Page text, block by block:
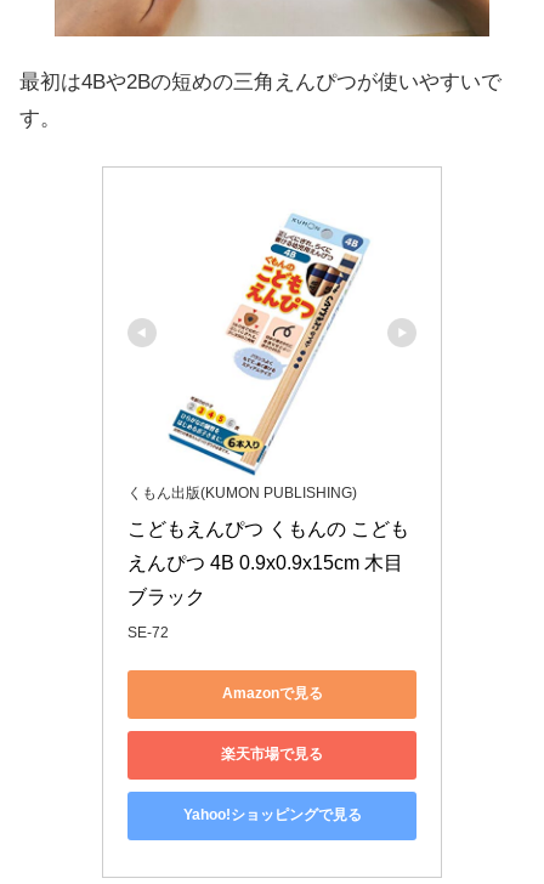
最初は4Bや2Bの短めの三角えんぴつが使いやすいで
す。
くもん出版(KUMON PUBLISHING)
こどもえんぴつ くもんの こども
えんぴつ 4B 0.9x0.9x15cm 木目
ブラック
SE-72
Amazonで見る
楽天市場で見る
Yahoo!ショッピングで見る